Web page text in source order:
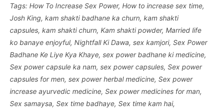
Tags: How To Increase Sex Power, How to increase sex time,
Josh King, kam shakti badhane ka churn, kam shakti
capsules, kam shakti churn, Kam shakti powder, Married life
ko banaye enjoyful, Nightfall Ki Dawa, sex kamjori, Sex Power
Badhane Ke Liye Kya Khaye, sex power badhane ki medicine,
Sex power capsule ka nam, sex power capsules, Sex power
capsules for men, sex power herbal medicine, Sex power
increase ayurvedic medicine, Sex power medicines for man,
Sex samaysa, Sex time badhaye, Sex time kam hai,